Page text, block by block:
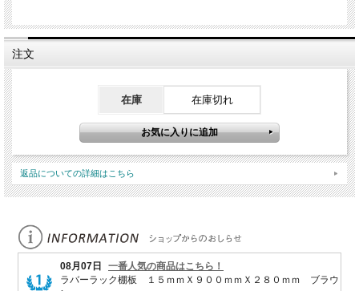
注文
在庫 在庫切れ
返品についての詳細はこちら